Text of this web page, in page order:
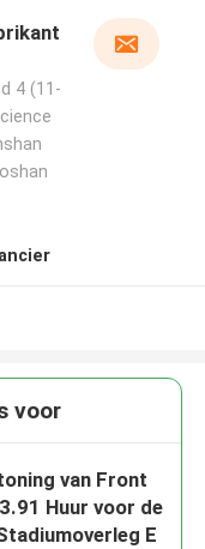
4 (11-
voor
van Front
Huur voor de
E